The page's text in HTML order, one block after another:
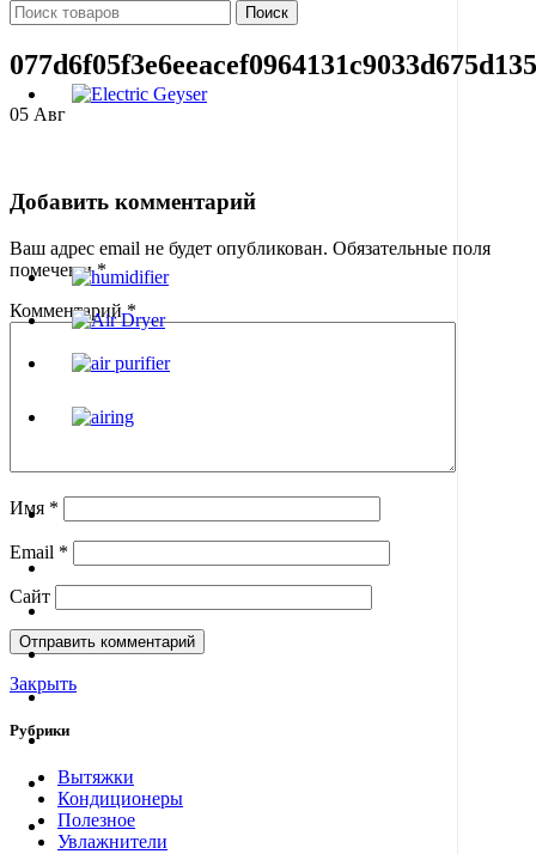
Поиск
05 Авг
Добавить комментарий
Ваш адрес email не будет опубликован. Обязательные поля
помечены*
Комментарий*
Имя *
Email *
Сайт
Закрыть
Рубрики
Вытяжки
Кондиционеры
Полезное
Увлажнители